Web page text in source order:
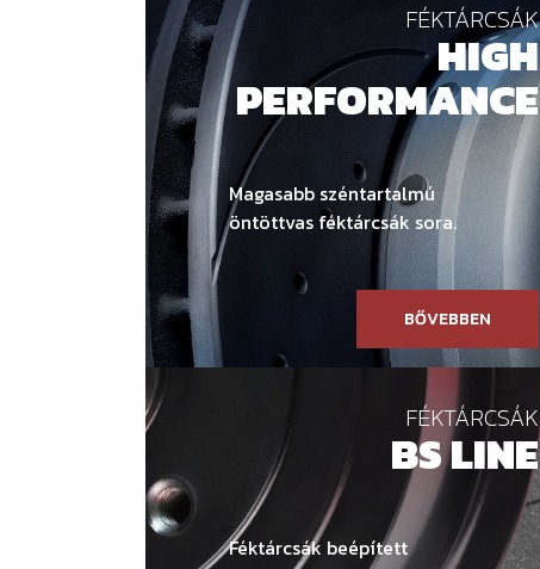
FÉKTÁRCSÁK
HIGH
PERFORMANCE
Magasabb széntartalmú
öntöttvas féktárcsák sora.
BŐVEBBEN
FÉKTÁRCSÁK
BS LINE
Féktárcsák beépített